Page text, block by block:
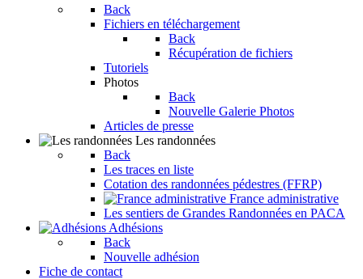
Back
Fichiers en téléchargement
Back
Récupération de fichiers
Tutoriels
Photos
Back
Nouvelle Galerie Photos
Articles de presse
Les randonnées
Back
Les traces en liste
Cotation des randonnées pédestres (FFRP)
France administrative
Les sentiers de Grandes Randonnées en PACA
Adhésions
Back
Nouvelle adhésion
Fiche de contact